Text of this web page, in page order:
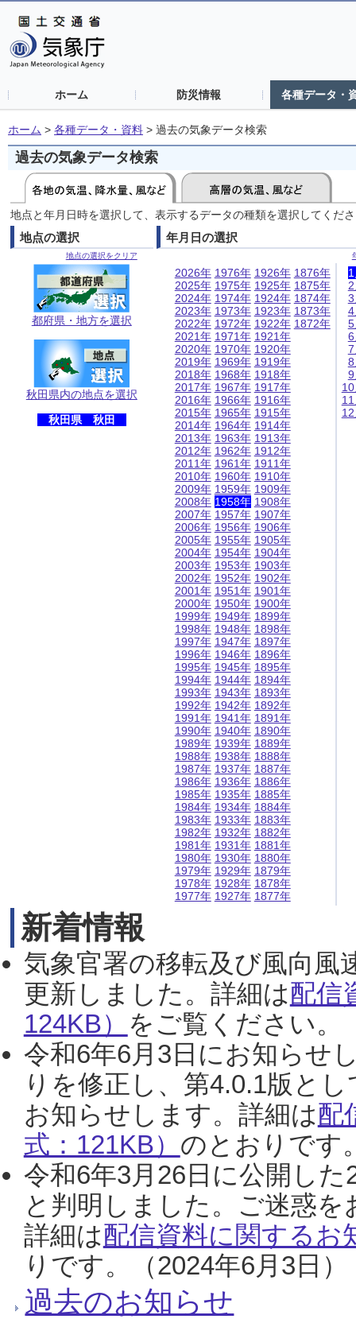
ホーム 防災情報 各種データ・
ホーム > 各種データ・資料 > 過去の気象データ検索
過去の気象データ検索
地点と年月日時を選択して、表示するデータの種類を選択してくだ
地点の選択
地点の選択をクリア
都府県・地方を選択
秋田県内の地点を選択
秋田県 秋田
年月日の選択
2026年
2025年
2024年
2023年
2022年
2021年
2020年
2019年
2018年
2017年
2016年
2015年
2014年
2013年
2012年
2011年
2010年
2009年
2008年
2007年
2006年
2005年
2004年
2003年
2002年
2001年
2000年
1999年
1998年
1997年
1996年
1995年
1994年
1993年
1992年
1991年
1990年
1989年
1988年
1987年
1986年
1985年
1984年
1983年
1982年
1981年
1980年
1979年
1978年
1977年
1976年
1975年
1974年
1973年
1972年
1971年
1970年
1969年
1968年
1967年
1966年
1965年
1964年
1963年
1962年
1961年
1960年
1959年
1958年
1957年
1956年
1955年
1954年
1953年
1952年
1951年
1950年
1949年
1948年
1947年
1946年
1945年
1944年
1943年
1942年
1941年
1940年
1939年
1938年
1937年
1936年
1935年
1934年
1933年
1932年
1931年
1930年
1929年
1928年
1927年
1926年
1925年
1924年
1923年
1922年
1921年
1920年
1919年
1918年
1917年
1916年
1915年
1914年
1913年
1912年
1911年
1910年
1909年
1908年
1907年
1906年
1905年
1904年
1903年
1902年
1901年
1900年
1899年
1898年
1897年
1896年
1895年
1894年
1893年
1892年
1891年
1890年
1889年
1888年
1887年
1886年
1885年
1884年
1883年
1882年
1881年
1880年
1879年
1878年
1877年
1876年
1875年
1874年
1873年
1872年
新着情報
気象官署の移転及び風向風
更新しました。詳細は配信
124KB） をご覧ください。
令和6年6月3日にお知らせ
りを修正し、第4.0.1版と
お知らせします。詳細は配
式：121KB） のとおりです
令和6年3月26日に公開し
と判明しました。ご迷惑
詳細は配信資料に関するお
りです。（2024年6月3日）
過去のお知らせ